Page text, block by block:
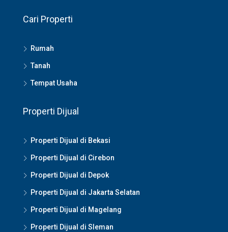
Cari Properti
Rumah
Tanah
Tempat Usaha
Properti Dijual
Properti Dijual di Bekasi
Properti Dijual di Cirebon
Properti Dijual di Depok
Properti Dijual di Jakarta Selatan
Properti Dijual di Magelang
Properti Dijual di Sleman